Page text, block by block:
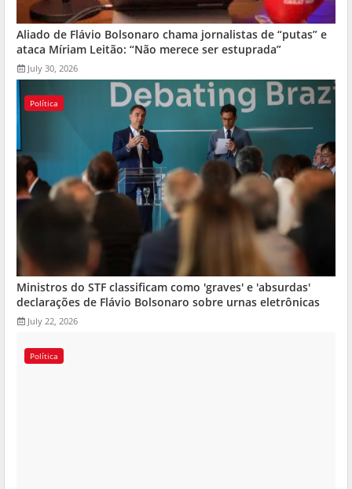
Aliado de Flávio Bolsonaro chama jornalistas de “putas” e
ataca Míriam Leitão: “Não merece ser estuprada”
July 30, 2026
Política
Ministros do STF classificam como 'graves' e 'absurdas'
declarações de Flávio Bolsonaro sobre urnas eletrônicas
July 22, 2026
Política